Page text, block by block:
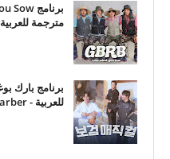
مترجمة للعربية
للعربية - The Village Barber